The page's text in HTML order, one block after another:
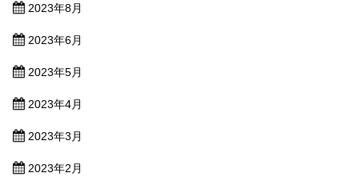
2023年8月
2023年6月
2023年5月
2023年4月
2023年3月
2023年2月